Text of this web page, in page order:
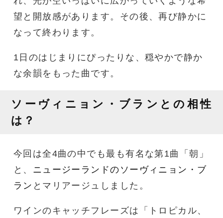
望と開放感があります。その後、再び静かに
なって終わります。
1日のはじまりにぴったりな、穏やかで静か
な余韻をもった曲です。
ソーヴィニョン・ブランとの相性
は？
今回は全4曲の中でも最も有名な第1曲「朝」
と、 ニュージーランドのソーヴィニョン・ブ
ラン とマリアージュしました。
ワインのキャッチフレーズは「トロピカル、